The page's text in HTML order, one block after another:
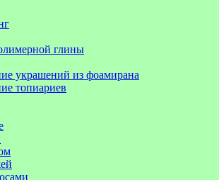
глины
украшений из фоамирана
топиариев